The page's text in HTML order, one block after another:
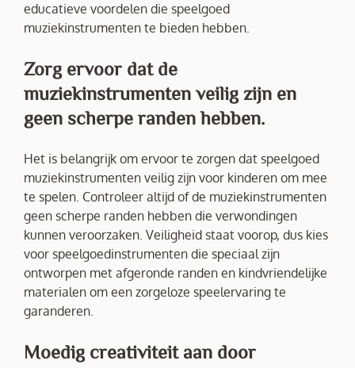
educatieve voordelen die speelgoed
muziekinstrumenten te bieden hebben.
Zorg ervoor dat de
muziekinstrumenten veilig zijn en
geen scherpe randen hebben.
Het is belangrijk om ervoor te zorgen dat speelgoed
muziekinstrumenten veilig zijn voor kinderen om mee
te spelen. Controleer altijd of de muziekinstrumenten
geen scherpe randen hebben die verwondingen
kunnen veroorzaken. Veiligheid staat voorop, dus kies
voor speelgoedinstrumenten die speciaal zijn
ontworpen met afgeronde randen en kindvriendelijke
materialen om een zorgeloze speelervaring te
garanderen.
Moedig creativiteit aan door